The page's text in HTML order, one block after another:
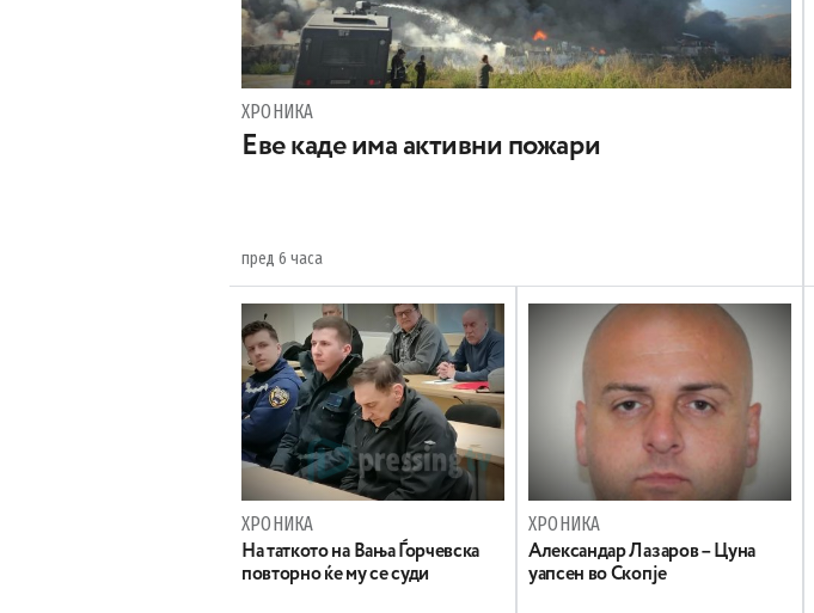
ХРОНИКА
Eве каде има активни пожари
пред 6 часа
ХРОНИКА
На таткото на Вања Ѓорчевска
повторно ќе му се суди
ХРОНИКА
Александар Лазаров – Цуна
уапсен во Скопје